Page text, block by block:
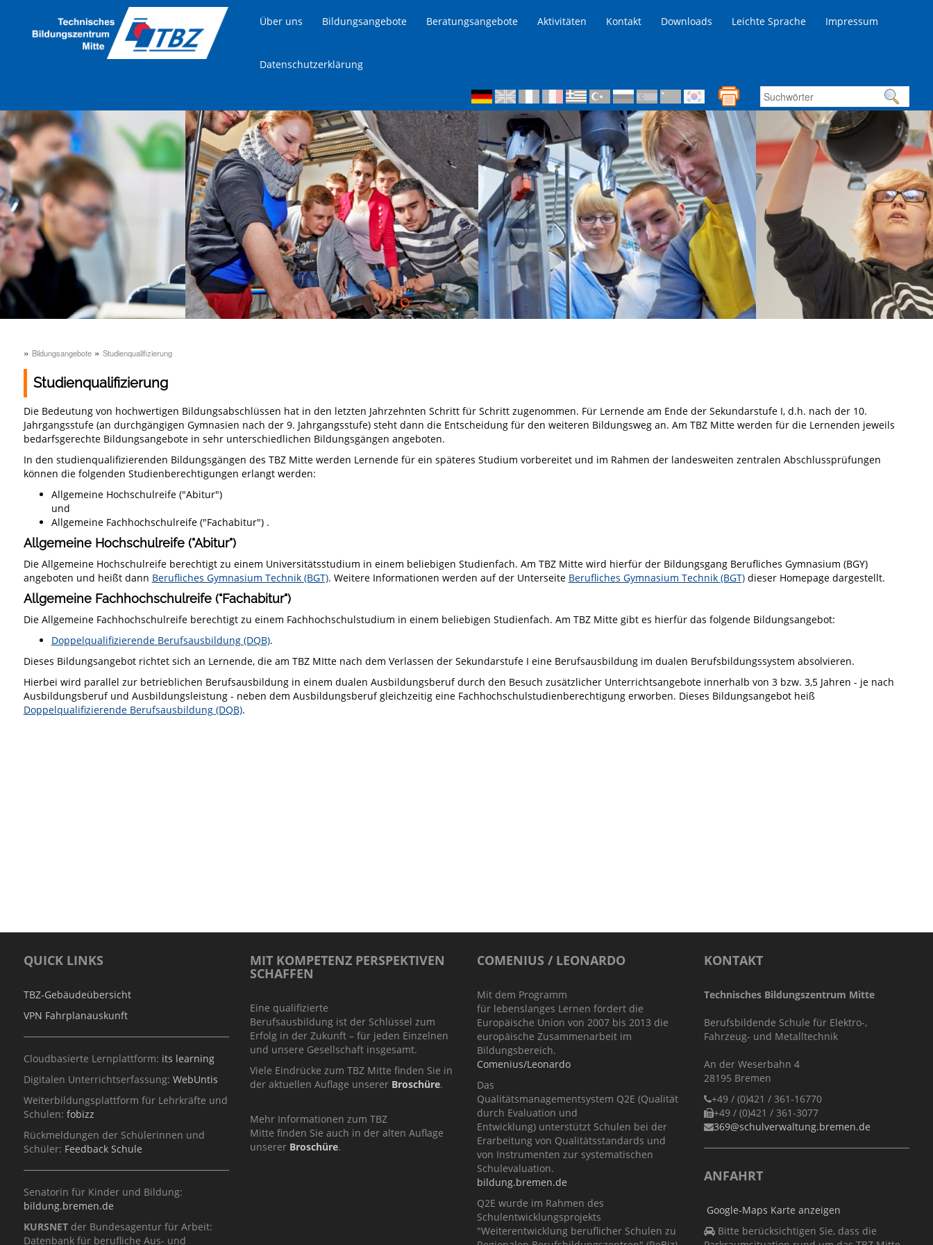
Über uns Bildungsangebote Beratungsangebote Aktivitäten Kontakt Downloads Leichte Sprache Impressum
Datenschutzerklärung
» Bildungsangebote» Studienqualifizierung
Studienqualifizierung
Die Bedeutung von hochwertigen Bildungsabschlüssen hat in den letzten Jahrzehnten Schritt für Schritt zugenommen. Für Lernende am Ende der Sekundarstufe I, d.h. nach der 10.
Jahrgangsstufe (an durchgängigen Gymnasien nach der 9. Jahrgangsstufe) steht dann die Entscheidung für den weiteren Bildungsweg an. Am TBZ Mitte werden für die Lernenden jeweils
bedarfsgerechte Bildungsangebote in sehr unterschiedlichen Bildungsgängen angeboten.
In den studienqualifizierenden Bildungsgängen des TBZ Mitte werden Lernende für ein späteres Studium vorbereitet und im Rahmen der landesweiten zentralen Abschlussprüfungen
können die folgenden Studienberechtigungen erlangt werden:
Allgemeine Hochschulreife ("Abitur")
und
Allgemeine Fachhochschulreife ("Fachabitur") .
Allgemeine Hochschulreife ("Abitur")
Die Allgemeine Hochschulreife berechtigt zu einem Universitätsstudium in einem beliebigen Studienfach. Am TBZ Mitte wird hierfür der Bildungsgang Berufliches Gymnasium (BGY)
angeboten und heißt dann Berufliches Gymnasium Technik (BGT). Weitere Informationen werden auf der Unterseite Berufliches Gymnasium Technik (BGT) dieser Homepage dargestellt.
Allgemeine Fachhochschulreife ("Fachabitur")
Die Allgemeine Fachhochschulreife berechtigt zu einem Fachhochschulstudium in einem beliebigen Studienfach. Am TBZ Mitte gibt es hierfür das folgende Bildungsangebot:
Doppelqualifizierende Berufsausbildung (DQB).
Dieses Bildungsangebot richtet sich an Lernende, die am TBZ MItte nach dem Verlassen der Sekundarstufe I eine Berufsausbildung im dualen Berufsbildungssystem absolvieren.
Hierbei wird parallel zur betrieblichen Berufsausbildung in einem dualen Ausbildungsberuf durch den Besuch zusätzlicher Unterrichtsangebote innerhalb von 3 bzw. 3,5 Jahren - je nach
Ausbildungsberuf und Ausbildungsleistung - neben dem Ausbildungsberuf gleichzeitig eine Fachhochschulstudienberechtigung erworben. Dieses Bildungsangebot heiß
Doppelqualifizierende Berufsausbildung (DQB).
QUICK LINKS
TBZ-Gebäudeübersicht
VPN Fahrplanauskunft
Cloudbasierte Lernplattform: its learning
Digitalen Unterrichtserfassung: WebUntis
Weiterbildungsplattform für Lehrkräfte und
Schulen: fobizz
Rückmeldungen der Schülerinnen und
Schüler: Feedback Schule
Senatorin für Kinder und Bildung:
bildung.bremen.de
KURSNETder Bundesagentur für Arbeit:
Datenbank für berufliche Aus- und
MIT KOMPETENZ PERSPEKTIVEN
SCHAFFEN
Eine qualifizierte
Berufsausbildung ist der Schlüssel zum
Erfolg in der Zukunft – für jeden Einzelnen
und unsere Gesellschaft insgesamt.
Viele Eindrücke zum TBZ Mitte finden Sie in
der aktuellen Auflage unserer Broschüre.
Mehr Informationen zum TBZ
Mitte finden Sie auch in der alten Auflage
unserer Broschüre.
COMENIUS / LEONARDO
Mit dem Programm
für lebenslanges Lernen fördert die
Europäische Union von 2007 bis 2013 die
europäische Zusammenarbeit im
Bildungsbereich.
Comenius/Leonardo
Das
Qualitätsmanagementsystem Q2E (Qualität
durch Evaluation und
Entwicklung) unterstützt Schulen bei der
Erarbeitung von Qualitätsstandards und
von Instrumenten zur systematischen
Schulevaluation.
bildung.bremen.de
Q2E wurde im Rahmen des
Schulentwicklungsprojekts
"Weiterentwicklung beruflicher Schulen zu
KONTAKT
Technisches Bildungszentrum Mitte
Berufsbildende Schule für Elektro-,
Fahrzeug- und Metalltechnik
An der Weserbahn 4
28195 Bremen
+49 / (0)421 / 361-16770
+49 / (0)421 / 361-3077
369@schulverwaltung.bremen.de
ANFAHRT
Google-Maps Karte anzeigen
Bitte berücksichtigen Sie, dass die